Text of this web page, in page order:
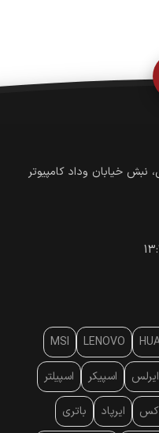
نبش خیابان وداد کامپیوتر
LENOVO
MSI
اسپیکر اسپیلتر
ایرپاد باتری